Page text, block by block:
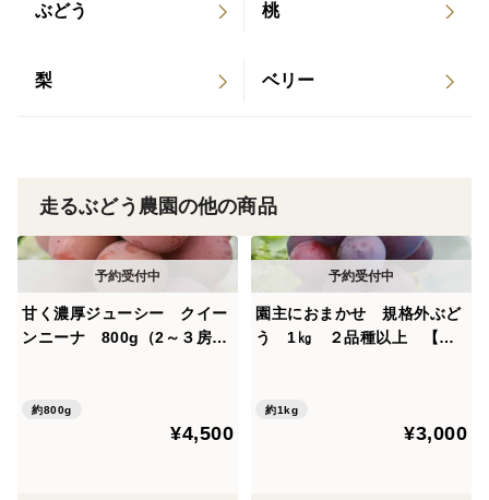
して出品します。
ぶどう 桃
梨 ベリー
走るぶどう農園の他の商品
甘く濃厚ジューシー クイー
ンニーナ 800g（2～３房）
約800g
¥4,500
園主におまかせ 規格外ぶど
う 1㎏ ２品種以上 【日
約1kg
¥3,000